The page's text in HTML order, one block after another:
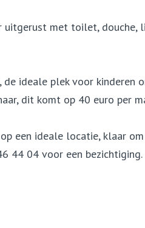
uitgerust met toilet,
ideale plek voor kinderen
dit komt op 40 euro per
een ideale locatie, klaar
44 04 voor een bezichtiging.